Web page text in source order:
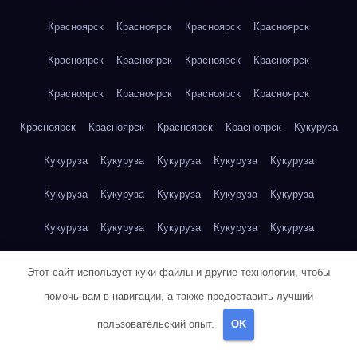
Красноярск Красноярск Красноярск Красноярск
Красноярск Красноярск Красноярск Красноярск
Красноярск Красноярск Красноярск Красноярск
Красноярск Красноярск Красноярск Красноярск Кукуруза
Кукуруза Кукуруза Кукуруза Кукуруза Кукуруза
Кукуруза Кукуруза Кукуруза Кукуруза Кукуруза
Кукуруза Кукуруза Кукуруза Кукуруза Кукуруза
Куриная грудка Куриная грудка Куриная грудка
Куриная грудка Куриная грудка Куриная грудка
Этот сайт использует куки-файлы и другие технологии, чтобы
помочь вам в навигации, а также предоставить лучший
пользовательский опыт. OK